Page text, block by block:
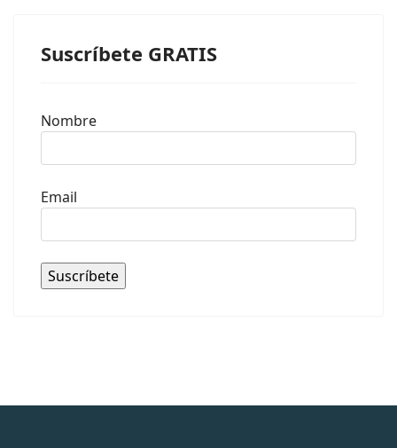
Suscríbete GRATIS
Nombre
Email